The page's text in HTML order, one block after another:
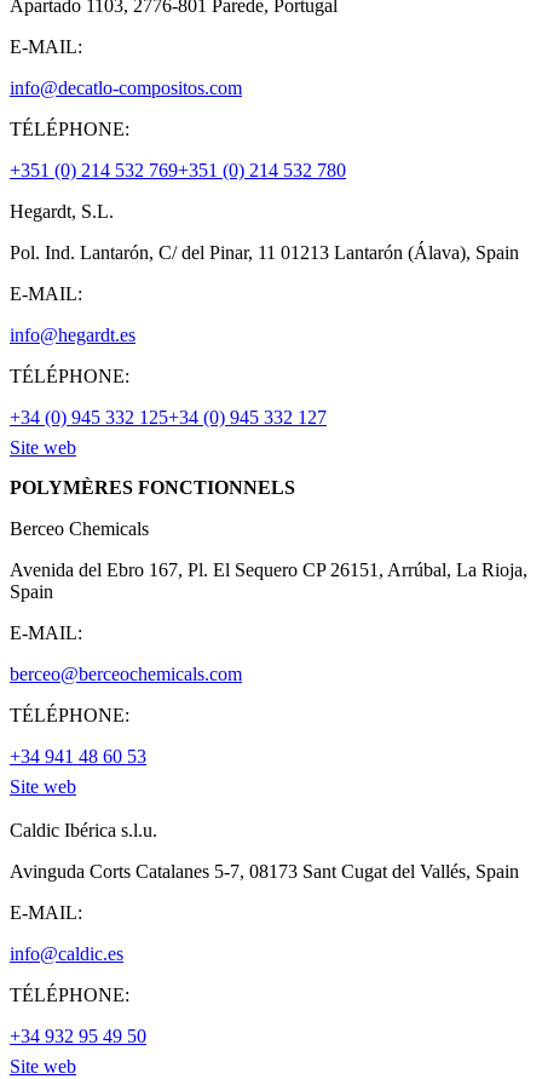
Apartado 1103, 2776-801 Parede, Portugal
E-MAIL:
info@decatlo-compositos.com
TÉLÉPHONE:
+351 (0) 214 532 769+351 (0) 214 532 780
Hegardt, S.L.
Pol. Ind. Lantarón, C/ del Pinar, 11 01213 Lantarón (Álava), Spain
E-MAIL:
info@hegardt.es
TÉLÉPHONE:
+34 (0) 945 332 125+34 (0) 945 332 127
Site web
POLYMÈRES FONCTIONNELS
Berceo Chemicals
Avenida del Ebro 167, Pl. El Sequero CP 26151, Arrúbal, La Rioja,
Spain
E-MAIL:
berceo@berceochemicals.com
TÉLÉPHONE:
+34 941 48 60 53
Site web
Caldic Ibérica s.l.u.
Avinguda Corts Catalanes 5-7, 08173 Sant Cugat del Vallés, Spain
E-MAIL:
info@caldic.es
TÉLÉPHONE:
+34 932 95 49 50
Site web